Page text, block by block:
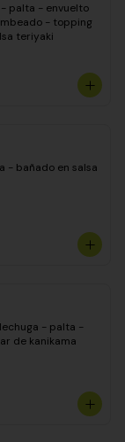
palta - envuelto
- topping
teriyaki
- bañado en salsa
- palta -
de kanikama